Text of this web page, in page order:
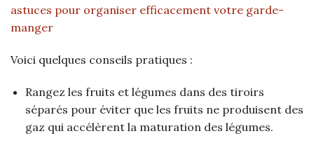
astuces pour organiser efficacement votre garde-
manger
Voici quelques conseils pratiques :
Rangez les fruits et légumes dans des tiroirs
séparés pour éviter que les fruits ne produisent des
gaz qui accélèrent la maturation des légumes.